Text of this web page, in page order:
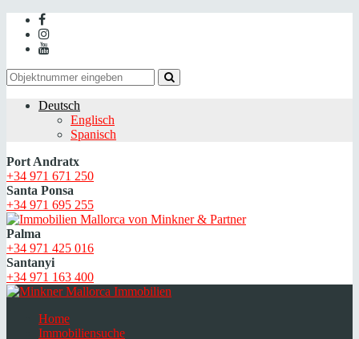
Deutsch
Englisch
Spanisch
Port Andratx
+34 971 671 250
Santa Ponsa
+34 971 695 255
Palma
+34 971 425 016
Santanyi
+34 971 163 400
Home
Immobiliensuche